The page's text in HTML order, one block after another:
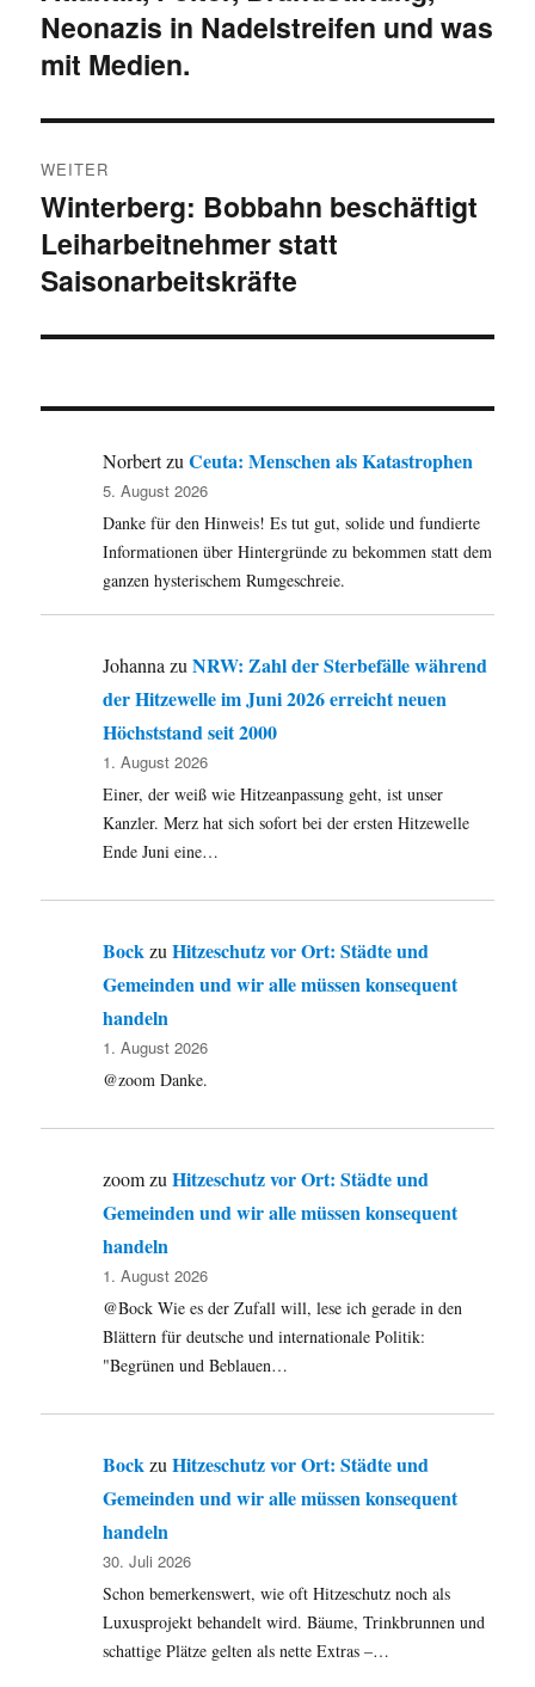
Neonazis in Nadelstreifen und was
mit Medien.
WEITER
Nächster
Beitrag:
Winterberg: Bobbahn beschäftigt
Leiharbeitnehmer statt
Saisonarbeitskräfte
NorbertzuCeuta: Menschen als Katastrophen
5. August 2026
Danke für den Hinweis! Es tut gut, solide und fundierte
Informationen über Hintergründe zu bekommen statt dem
ganzen hysterischem Rumgeschreie.
Johanna zuNRW: Zahl der Sterbefälle während
der Hitzewelle im Juni 2026 erreicht neuen
Höchststand seit 2000
1. August 2026
Einer, der weiß wie Hitzeanpassung geht, ist unser
Kanzler. Merz hat sich sofort bei der ersten Hitzewelle
Ende Juni eine…
BockzuHitzeschutz vor Ort: Städte und
Gemeinden und wir alle müssen konsequent
handeln
1. August 2026
@zoom Danke.
zoomzuHitzeschutz vor Ort: Städte und
Gemeinden und wir alle müssen konsequent
handeln
1. August 2026
@Bock Wie es der Zufall will, lese ich gerade in den
Blättern für deutsche und internationale Politik:
"Begrünen und Beblauen…
BockzuHitzeschutz vor Ort: Städte und
Gemeinden und wir alle müssen konsequent
handeln
30. Juli 2026
Schon bemerkenswert, wie oft Hitzeschutz noch als
Luxusprojekt behandelt wird. Bäume, Trinkbrunnen und
schattige Plätze gelten als nette Extras –…